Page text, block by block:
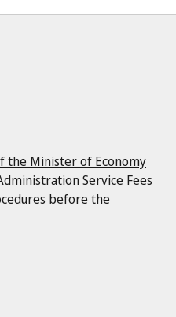
the Minister of Economy
Service Fees
before the